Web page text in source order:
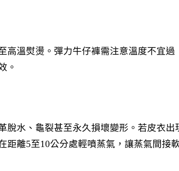
高溫熨燙。彈力牛仔褲需注意溫度不宜過
。
脫水、龜裂甚至永久損壞變形。若皮衣出
距離5至10公分處輕噴蒸氣，讓蒸氣間接